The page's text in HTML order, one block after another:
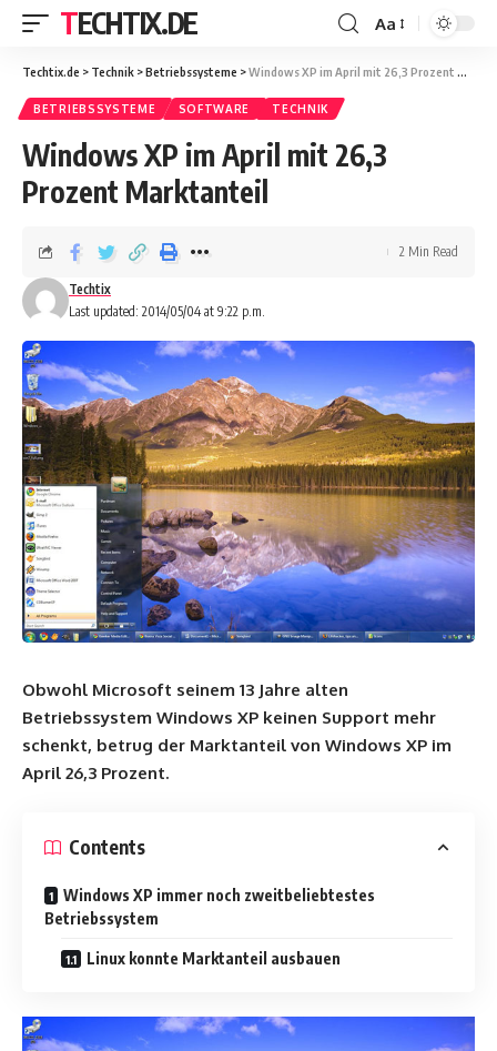
TECHTIX.DE Aa
Techtix.de > Technik >Betriebssysteme >Windows XP im April mit 26,3 Prozent Marktanteil
BETRIEBSSYSTEME SOFTWARE TECHNIK
Windows XP im April mit 26,3
Prozent Marktanteil
Last updated: 2014/05/04 at 9:22 p.m.
Techtix
2 Min Read
Obwohl Microsoft seinem 13 Jahre alten
Betriebssystem Windows XP keinen Support mehr
schenkt, betrug der Marktanteil von Windows XP im
April 26,3 Prozent.
Contents
Windows XP immer noch zweitbeliebtestes
Betriebssystem
Linux konnte Marktanteil ausbauen